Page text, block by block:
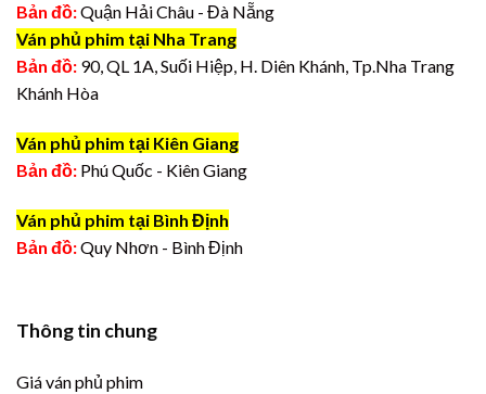
Bản đồ:Quận Hải Châu - Đà Nẵng
Ván phủ phim tại Nha Trang
Bản đồ: 90, QL 1A, Suối Hiệp, H. Diên Khánh, Tp.Nha Trang
Khánh Hòa
Ván phủ phim tại Kiên Giang
Bản đồ: Phú Quốc - Kiên Giang
Ván phủ phim tại Bình Định
Bản đồ:Quy Nhơn - Bình Định
Thông tin chung
Giá ván phủ phim